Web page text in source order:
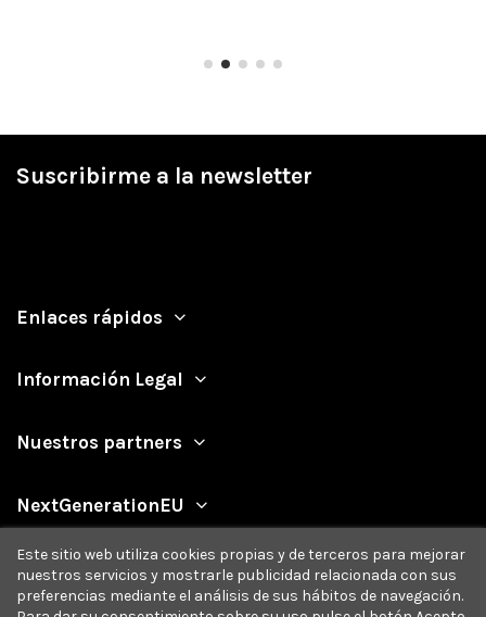
Suscribirme a la newsletter
Enlaces rápidos
Información Legal
Nuestros partners
NextGenerationEU
Este sitio web utiliza cookies propias y de terceros para mejorar
nuestros servicios y mostrarle publicidad relacionada con sus
preferencias mediante el análisis de sus hábitos de navegación.